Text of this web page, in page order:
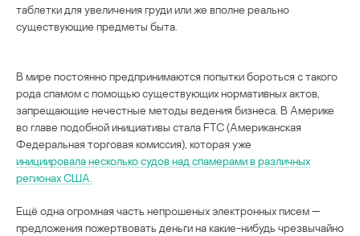
таблетки для увеличения груди или же вполне реально
существующие предметы быта.
В мире постоянно предпринимаются попытки бороться с такого
рода спамом с помощью существующих нормативных актов,
запрещающие нечестные методы ведения бизнеса. В Америке
во главе подобной инициативы стала FTC (Американская
Федеральная торговая комиссия), которая уже
инициировала несколько судов над спамерами в различных
регионах США.
Ещё одна огромная часть непрошеных электронных писем —
предложения пожертвовать деньги на какие-нибудь чрезвычайно